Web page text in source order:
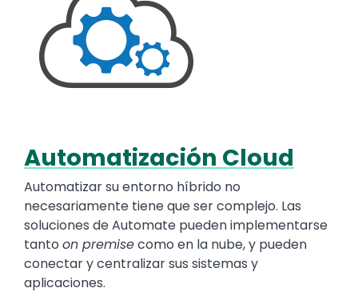
Text
Automatización Cloud
Automatizar su entorno híbrido no
necesariamente tiene que ser complejo. Las
soluciones de Automate pueden implementarse
tanto on premisecomo en la nube, y pueden
conectar y centralizar sus sistemas y
aplicaciones.